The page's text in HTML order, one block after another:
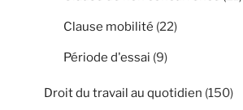
Clause mobilité (22)
Période d'essai (9)
Droit du travail au quotidien (150)